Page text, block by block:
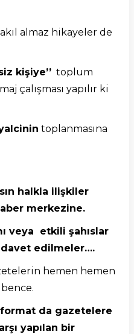
almaz hikayeler de
kişiye’’ toplum
çalışması yapılır ki
toplanmasına
halkla ilişkiler
merkezine.
veya etkili şahıslar
davet edilmeler….
hemen hemen
da gazetelere
yapılan bir